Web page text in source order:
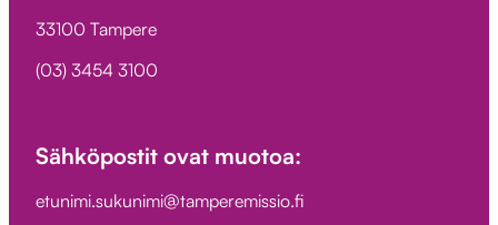
33100 Tampere
(03) 3454 3100
Sähköpostit ovat muotoa:
etunimi.sukunimi@tamperemissio.fi